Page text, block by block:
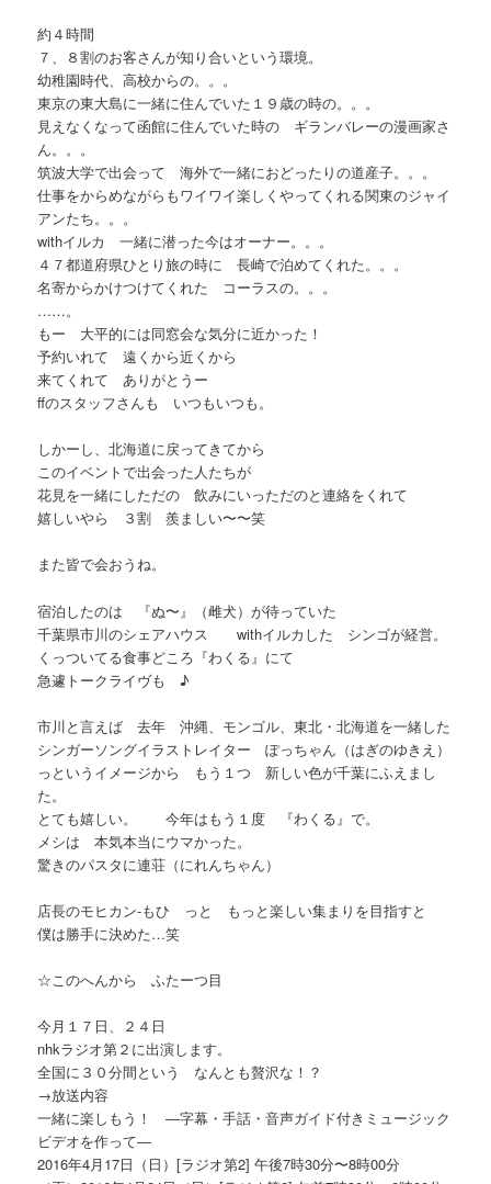
約４時間
７、８割のお客さんが知り合いという環境。
幼稚園時代、高校からの。。。
東京の東大島に一緒に住んでいた１９歳の時の。。。
見えなくなって函館に住んでいた時の ギランバレーの漫画家さ
ん。。。
筑波大学で出会って 海外で一緒におどったりの道産子。。。
仕事をからめながらもワイワイ楽しくやってくれる関東のジャイ
アンたち。。。
withイルカ 一緒に潜った今はオーナー。。。
４７都道府県ひとり旅の時に 長崎で泊めてくれた。。。
名寄からかけつけてくれた コーラスの。。。
……。
もー 大平的には同窓会な気分に近かった！
予約いれて 遠くから近くから
来てくれて ありがとうー
ffのスタッフさんも いつもいつも。
しかーし、北海道に戻ってきてから
このイベントで出会った人たちが
花見を一緒にしただの 飲みにいっただのと連絡をくれて
嬉しいやら ３割 羨ましい〜〜笑
また皆で会おうね。
宿泊したのは 『ぬ〜』（雌犬）が待っていた
千葉県市川のシェアハウス withイルカした シンゴが経営。
くっついてる食事どころ『わくる』にて
急遽トークライヴも ♪
市川と言えば 去年 沖縄、モンゴル、東北・北海道を一緒した
シンガーソングイラストレイター ぽっちゃん（はぎのゆきえ）
っというイメージから もう１つ 新しい色が千葉にふえまし
た。
とても嬉しい。 今年はもう１度 『わくる』で。
メシは 本気本当にウマかった。
驚きのパスタに連荘（にれんちゃん）
店長のモヒカン-もひ っと もっと楽しい集まりを目指すと
僕は勝手に決めた…笑
☆このへんから ふたーつ目
今月１７日、２４日
nhkラジオ第２に出演します。
全国に３０分間という なんとも贅沢な！？
→放送内容
一緒に楽しもう！ ―字幕・手話・音声ガイド付きミュージック
ビデオを作って―
2016年4月17日（日）[ラジオ第2] 午後7時30分〜8時00分